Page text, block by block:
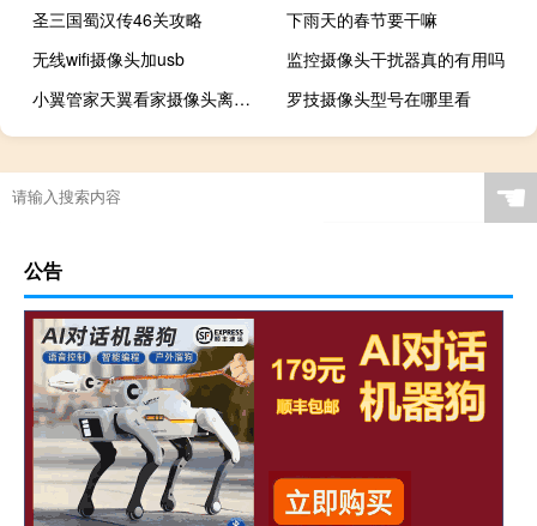
圣三国蜀汉传46关攻略
下雨天的春节要干嘛
无线wifi摄像头加usb
监控摄像头干扰器真的有用吗
小翼管家天翼看家摄像头离线怎么弄
罗技摄像头型号在哪里看
☚
公告